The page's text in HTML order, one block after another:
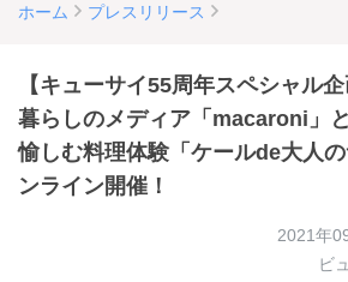
ホーム プレスリリース
【キューサイ55周年スペシャル
暮らしのメディア「macaroni」
愉しむ料理体験「ケールde大人
ンライン開催！
2021年
ビ